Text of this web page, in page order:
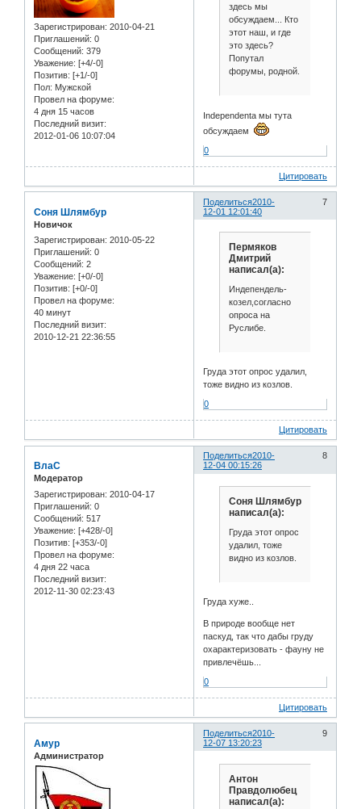
Зарегистрирован: 2010-04-21
Приглашений: 0
Сообщений: 379
Уважение: [+4/-0]
Позитив: [+1/-0]
Пол: Мужской
Провел на форуме:
4 дня 15 часов
Последний визит:
2012-01-06 10:07:04
здесь мы
обсуждаем... Кто
этот наш, и где
это здесь?
Попутал
форумы, родной.
Independenta мы тута
обсуждаем
0
Цитировать
Поделиться 7
2010-
12-01 12:01:40
Соня Шлямбур
Новичок
Зарегистрирован: 2010-05-22
Приглашений: 0
Сообщений: 2
Уважение: [+0/-0]
Позитив: [+0/-0]
Провел на форуме:
40 минут
Последний визит:
2010-12-21 22:36:55
Пермяков
Дмитрий
написал(а):
Индепендель-
козел,согласно
опроса на
Руслибе.
Груда этот опрос удалил,
тоже видно из козлов.
0
Цитировать
Поделиться 8
2010-
12-04 00:15:26
ВлаС
Модератор
Зарегистрирован: 2010-04-17
Приглашений: 0
Сообщений: 517
Уважение: [+428/-0]
Позитив: [+353/-0]
Провел на форуме:
4 дня 22 часа
Последний визит:
2012-11-30 02:23:43
Соня Шлямбур
написал(а):
Груда этот опрос
удалил, тоже
видно из козлов.
Груда хуже..
В природе вообще нет
паскуд, так что дабы груду
охарактеризовать - фауну не
привлечёшь...
0
Цитировать
Поделиться 9
2010-
12-07 13:20:23
Амур
Администратор
Антон
Правдолюбец
написал(а):